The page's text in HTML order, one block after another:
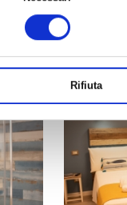
Rifiuta